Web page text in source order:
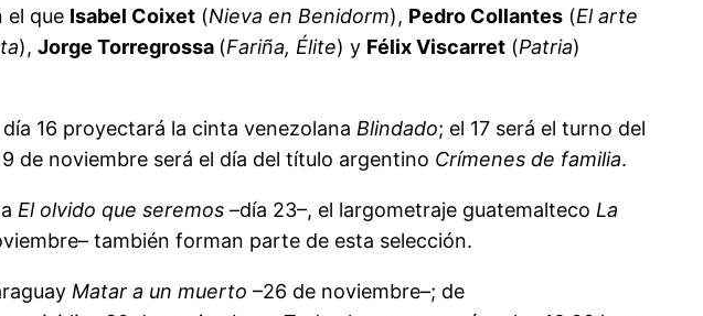
el que Isabel Coixet (Nieva en Benidorm), Pedro Collantes (El arte
), Jorge Torregrossa (Fariña, Élite) y Félix Viscarret (Patria)
16 proyectará la cinta venezolana Blindado; el 17 será el turno del
de noviembre será el día del título argentino Crímenes de familia.
El olvido que seremos –día 23–, el largometraje guatemalteco La
también forman parte de esta selección.
Matar a un muerto –26 de noviembre–; de